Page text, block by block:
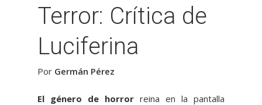
Terror: Crítica de
Luciferina
Por Germán Pérez
El género de horror reina en la pantalla